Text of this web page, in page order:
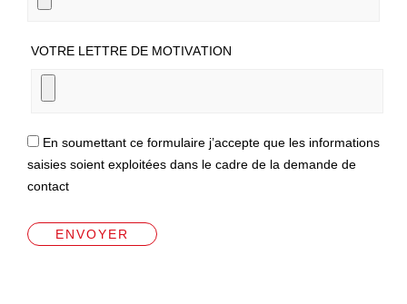
VOTRE LETTRE DE MOTIVATION
En soumettant ce formulaire j’accepte que les informations
saisies soient exploitées dans le cadre de la demande de
contact